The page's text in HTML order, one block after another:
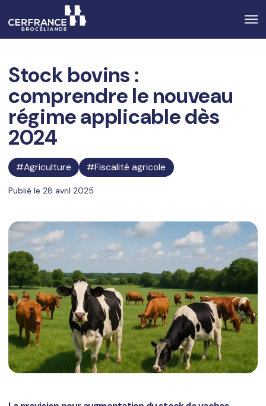
Stock bovins :
comprendre le nouveau
régime applicable dès
2024
Agriculture Fiscalité agricole
Publié le 28 avril 2025